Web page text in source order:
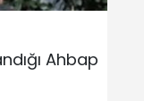
Ahbap